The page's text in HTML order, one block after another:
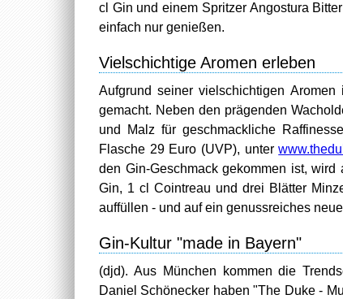
cl Gin und einem Spritzer Angostura
einfach nur genießen.
Vielschichtige Aromen erleben
Aufgrund seiner vielschichtigen
gemacht. Neben den prägenden
und Malz für geschmackliche
Flasche 29 Euro (UVP), unter
den Gin-Geschmack gekommen ist,
Gin, 1 cl Cointreau und drei Blätter
auffüllen - und auf ein genussreiches
Gin-Kultur "made in Bayern"
(djd). Aus München kommen die
Daniel Schönecker haben "The Duke -